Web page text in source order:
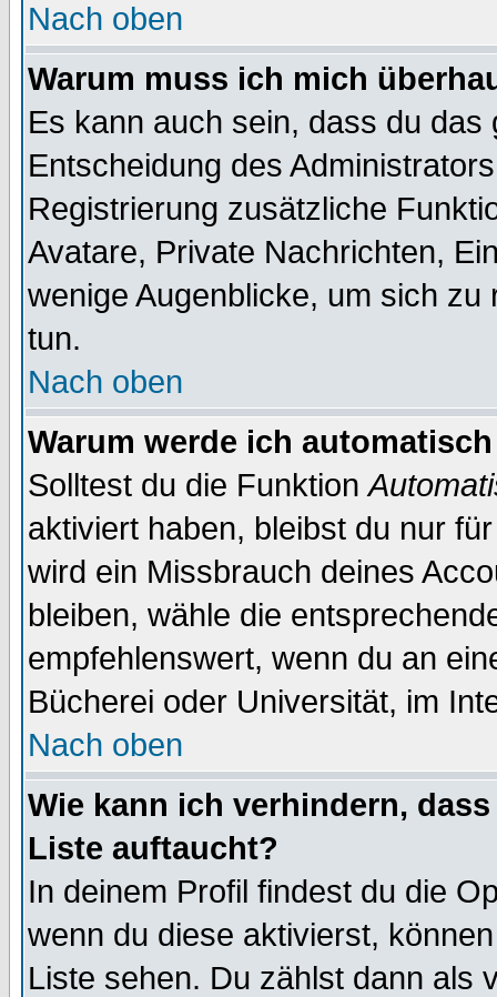
Nach oben
Warum muss ich mich
Es kann auch sein, dass du
Entscheidung des
Registrierung zusätzliche
Avatare, Private Nachrichten,
wenige Augenblicke, um sich
tun.
Nach oben
Warum werde ich
Solltest du die Funktion
aktiviert haben, bleibst du nur
wird ein Missbrauch deines
bleiben, wähle die
empfehlenswert, wenn du an
Bücherei oder Universität, im
Nach oben
Wie kann ich verhindern,
Liste auftaucht?
In deinem Profil findest du die
wenn du diese aktivierst,
Liste sehen. Du zählst dann als